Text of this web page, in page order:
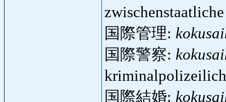
国際管理:
国際警察:
国際結婚: